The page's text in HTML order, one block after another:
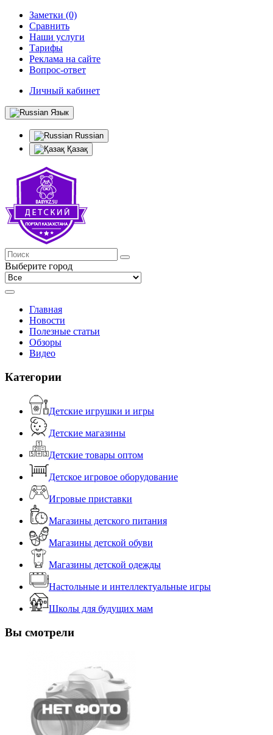
Заметки (0)
Сравнить
Наши услуги
Тарифы
Реклама на сайте
Вопрос-ответ
Личный кабинет
Язык
Russian
Қазақ
Выберите город
Главная
Новости
Полезные статьи
Обзоры
Видео
Категории
Детские игрушки и игры
Детские магазины
Детские товары оптом
Детское игровое оборудование
Игровые приставки
Магазины детского питания
Магазины детской обуви
Магазины детской одежды
Настольные и интеллектуальные игры
Школы для будущих мам
Вы смотрели